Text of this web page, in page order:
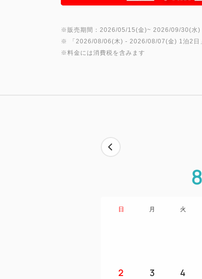
※販売期間：2026/05/15(金)~ 2026/09/30(水
※ 「 2026/08/06(木) - 2026/08/07(金) 1泊2日
※料金には消費税を含みます
8
日 月 火
2 3 4